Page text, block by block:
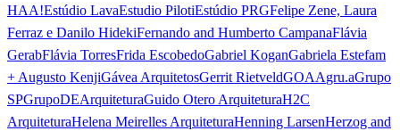
HAA!Estúdio LavaEstudio PilotiEstúdio PRGFelipe Zene, Laura
Ferraz e Danilo HidekiFernando and Humberto CampanaFlávia
GerabFlávia TorresFrida EscobedoGabriel KoganGabriela Estefam
+ Augusto KenjiGávea ArquitetosGerrit RietveldGOAAgru.aGrupo
SPGrupoDEArquiteturaGuido Otero ArquiteturaH2C
ArquiteturaHelena Meirelles ArquiteturaHenning LarsenHerzog and